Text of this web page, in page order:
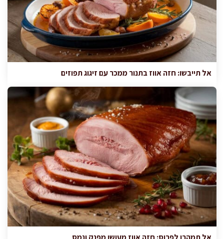
אל תייבשו: חזה אווז בתנור ממכר עם זיגוג תפוזים